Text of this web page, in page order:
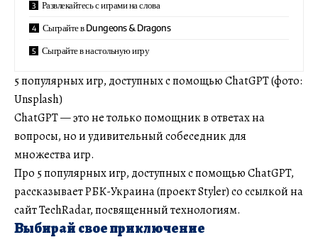
Развлекайтесь с играми на слова
Сыграйте в Dungeons & Dragons
Сыграйте в настольную игру
5 популярных игр, доступных с помощью ChatGPT (фото:
Unsplash)
ChatGPT — это не только помощник в ответах на
вопросы, но и удивительный собеседник для
множества игр.
Про 5 популярных игр, доступных с помощью ChatGPT,
рассказывает РБК-Украина (проект Styler) со ссылкой на
сайт TechRadar, посвященный технологиям.
Выбирай свое приключение